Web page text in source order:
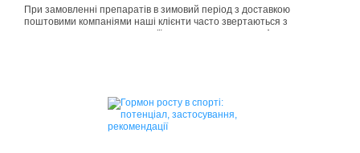
При замовленні препаратів в зимовий період з доставкою
поштовими компаніями наші клієнти часто звертаються з
питаннями щодо консистенції отриманого продукту. А саме —